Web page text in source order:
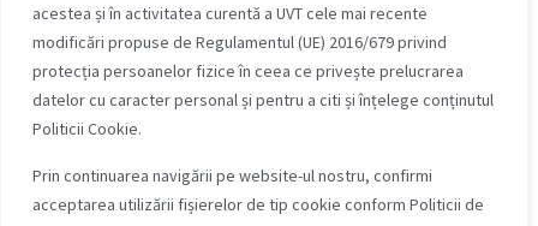
acestea și în activitatea curentă a UVT cele mai recente
modificări propuse de Regulamentul (UE) 2016/679 privind
protecția persoanelor fizice în ceea ce privește prelucrarea
datelor cu caracter personal și pentru a citi și înțelege conținutul
Politicii Cookie.
Prin continuarea navigării pe website-ul nostru, confirmi
acceptarea utilizării fișierelor de tip cookie conform Politicii de